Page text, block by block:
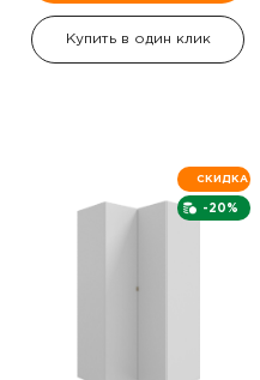
Купить в один клик
-20%
СКИДКА